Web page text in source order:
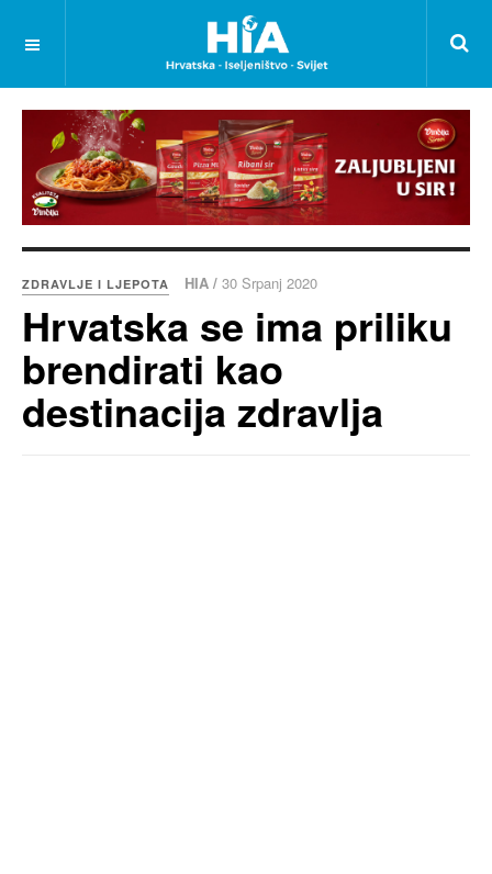
ZDRAVLJE I LJEPOTA HIA / 30 Srpanj 2020
Hrvatska se ima priliku
brendirati kao
destinacija zdravlja